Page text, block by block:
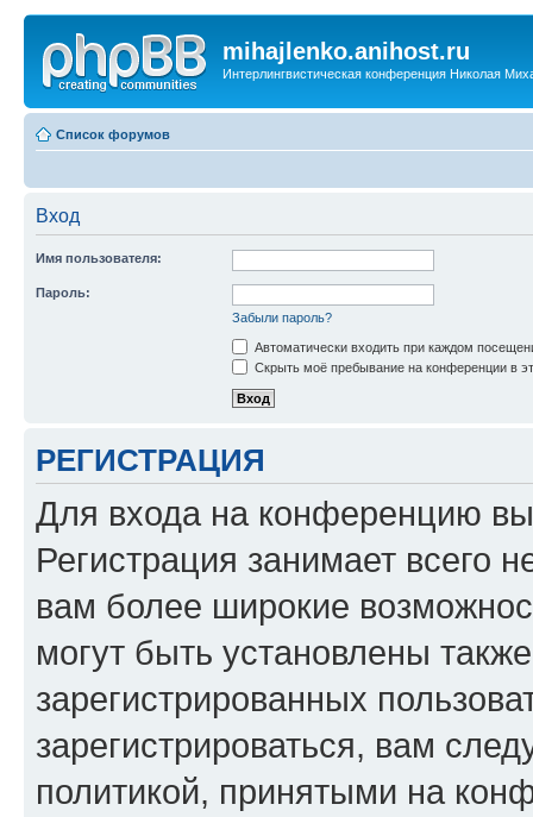
mihajlenko.anihost.ru
Интерлингвистическая конференция Николая
Список форумов
Вход
Имя пользователя:
Пароль:
Забыли пароль?
Автоматически входить при каждом
Скрыть моё пребывание на конференции в
РЕГИСТРАЦИЯ
Для входа на конференцию
Регистрация занимает всего
вам более широкие
могут быть установлены
зарегистрированных
зарегистрироваться, вам
политикой, принятыми на